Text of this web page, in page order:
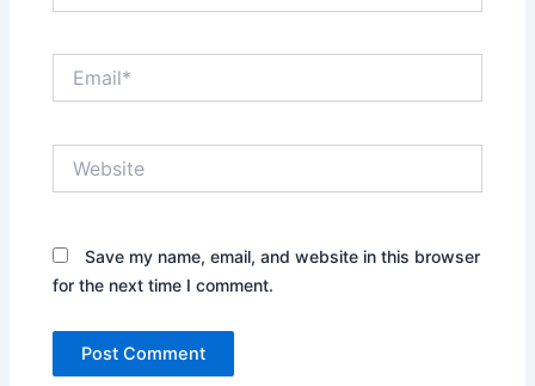
Save my name, email, and website in this browser
for the next time I comment.